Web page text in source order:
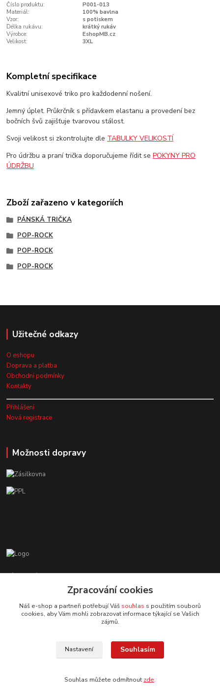
Číslo produktu:
P001-013
Materiál:
100% bavlna
Vzor:
s potiskem
Délka rukávu:
krátký rukáv
Výrobce:
EshopMB.cz
Velikost:
3XL
Kompletní specifikace
Kvalitní unisexové triko pro každodenní nošení.
Jemný úplet. Průkrčník s přídavkem elastanu a provedení bez
bočních švů zajišťuje tvarovou stálost.
Svoji velikost si zkontrolujte dle TABULKY VELIKOSTÍ
Pro údržbu a praní trička doporučujeme řídit sePOKYNY PRO
ÚDRŽBU
Zboží zařazeno v kategoriích
PÁNSKÁ TRIČKA
POP-ROCK
POP-ROCK
POP-ROCK
Užitečné odkazy
O eshopu
Doprava a platba
Obchodní podmínky
Kontakty
Přihlášení
Nová registrace
Možnosti dopravy
Zákaznická podpora EshopMB.cz
+420 606 622 002
eshopmb@seznam.cz
© Copyright 2024 Martha Black
Zpracování cookies
Náš e-shop a partneři potřebují Váš souhlas s použitím souborů
cookies, aby Vám mohli zobrazovat informace týkající se Vašich
zájmů.
Nastavení Souhlasím
Souhlas můžete odmítnout zde.